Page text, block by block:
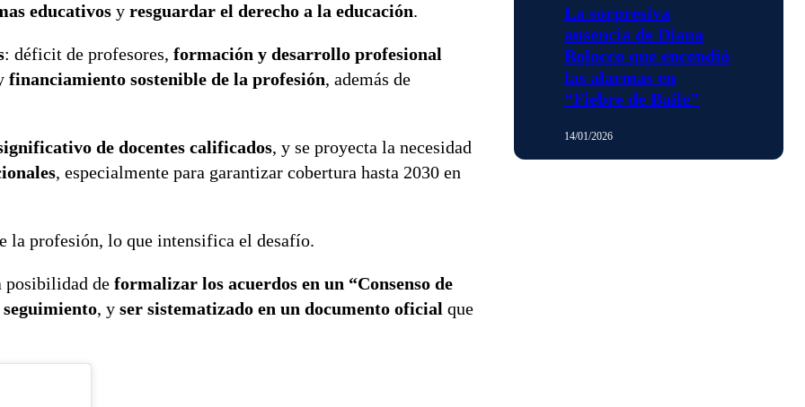
educativos y resguardar el derecho a la educación.
: déficit de profesores, formación y desarrollo profesional
financiamiento sostenible de la profesión, además de
de docentes calificados, y se proyecta la necesidad
, especialmente para garantizar cobertura hasta 2030 en
la profesión, lo que intensifica el desafío.
posibilidad de formalizar los acuerdos en un “Consenso de
, y ser sistematizado en un documento oficial que
La sorpresiva
ausencia de Diana
Bolocco que encendió
las alarmas en
“Fiebre de Baile”
14/01/2026